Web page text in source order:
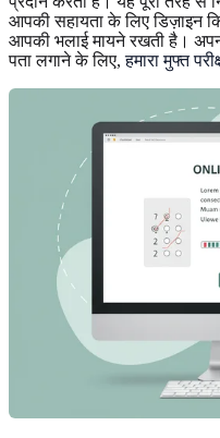
आपकी सहायता के लिए डिज़ाइन
आपकी भलाई मायने रखती है।
पता लगाने के लिए,हमारा मुफ्त